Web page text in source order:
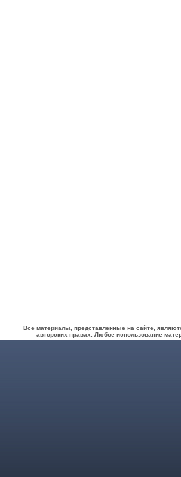
Все материалы, представленные на сайте,
авторских правах. Любое использование